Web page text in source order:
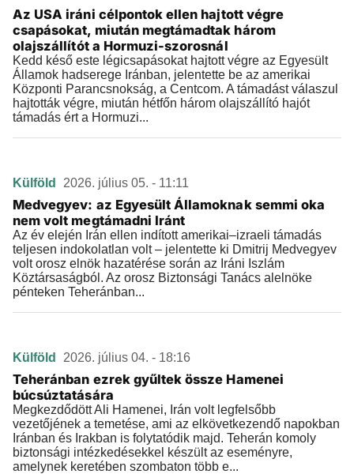
Az USA iráni célpontok ellen hajtott végre
csapásokat, miután megtámadtak három
olajszállítót a Hormuzi-szorosnál
Kedd késő este légicsapásokat hajtott végre az Egyesült
Államok hadserege Iránban, jelentette be az amerikai
Központi Parancsnokság, a Centcom. A támadást válaszul
hajtották végre, miután hétfőn három olajszállító hajót
támadás ért a Hormuzi...
Külföld 2026. július 05. - 11:11
Medvegyev: az Egyesült Államoknak semmi oka
nem volt megtámadni Iránt
Az év elején Irán ellen indított amerikai–izraeli támadás
teljesen indokolatlan volt – jelentette ki Dmitrij Medvegyev
volt orosz elnök hazatérése során az Iráni Iszlám
Köztársaságból. Az orosz Biztonsági Tanács alelnöke
pénteken Teheránban...
Külföld 2026. július 04. - 18:16
Teheránban ezrek gyűltek össze Hamenei
búcsúztatására
Megkezdődött Ali Hamenei, Irán volt legfelsőbb
vezetőjének a temetése, ami az elkövetkezendő napokban
Iránban és Irakban is folytatódik majd. Teherán komoly
biztonsági intézkedésekkel készült az eseményre,
amelynek keretében szombaton több e...